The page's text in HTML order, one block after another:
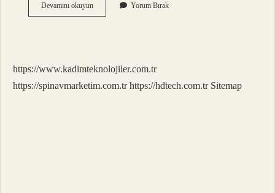
Devamını okuyunYeryüzünde
Bozgunculuk
Yorum Bırak
https://www.kadimteknolojiler.com.tr
https://spinavmarketim.com.tr https://hdtech.com.tr Sitemap